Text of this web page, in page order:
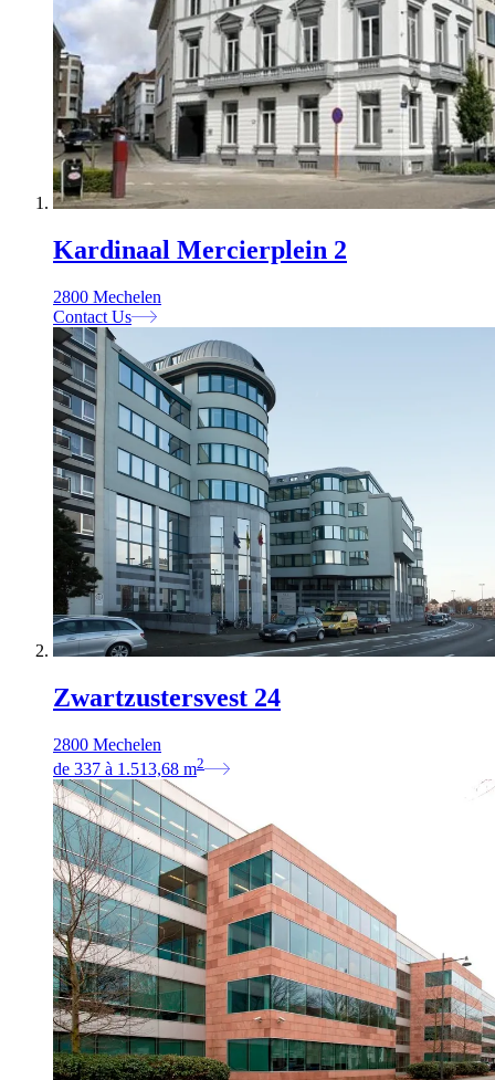
Kardinaal Mercierplein 2
2800 Mechelen
Contact Us
Zwartzustersvest 24
2800 Mechelen
de 337 à 1.513,68 m2